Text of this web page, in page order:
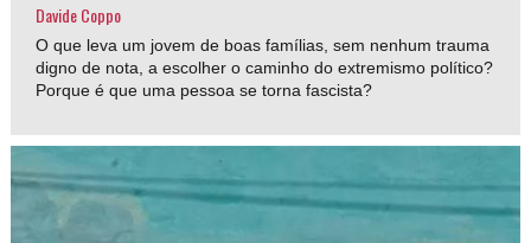
Davide Coppo
O que leva um jovem de boas famílias, sem nenhum trauma
digno de nota, a escolher o caminho do extremismo político?
Porque é que uma pessoa se torna fascista?